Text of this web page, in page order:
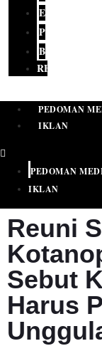
EKONOMI
PENDIDIKAN
BUDAYA
RELIGI
PEDOMAN
IKLAN
PEDOMAN
IKLAN
Reuni
Sebut
Harus